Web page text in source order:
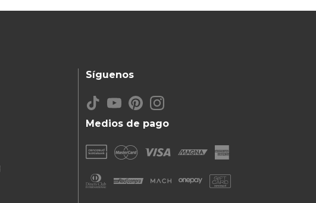
Medios de pago
Síguenos